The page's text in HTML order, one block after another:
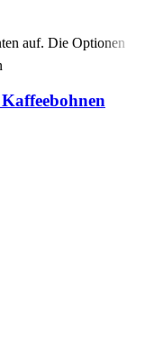
auf. Die Optionen